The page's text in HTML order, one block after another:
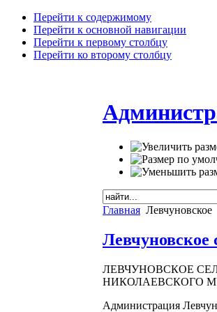
Перейти к содержимому
Перейти к основной навигации
Перейти к первому столбцу
Перейти ко второму столбцу
Главная Левчуновское
Левчуновское
ЛЕВЧУНОВСКОЕ
НИКОЛАЕВСКОГО
Администрация